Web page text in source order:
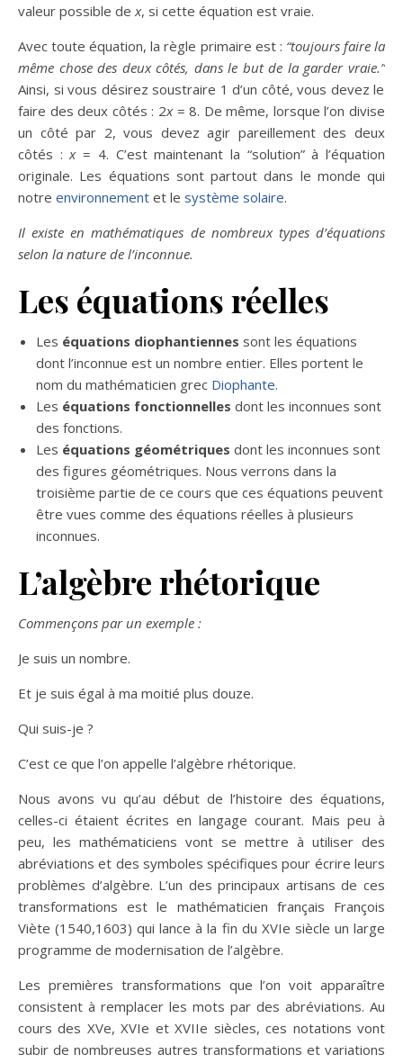
valeur possible de x, si cette équation est vraie.
Avec toute équation, la règle primaire est : “toujours faire la
même chose des deux côtés, dans le but de la garder vraie.”
Ainsi, si vous désirez soustraire 1 d’un côté, vous devez le
faire des deux côtés : 2x= 8. De même, lorsque l’on divise
un côté par 2, vous devez agir pareillement des deux
côtés :x= 4. C’est maintenant la “solution” à l’équation
originale. Les équations sont partout dans le monde qui
notre environnement et le système solaire.
Il existe en mathématiques de nombreux types d’équations
selon la nature de l’inconnue.
Les équations réelles
Les équations diophantiennes sont les équations
dont l’inconnue est un nombre entier. Elles portent le
nom du mathématicien grec Diophante.
Les équations fonctionnelles dont les inconnues sont
des fonctions.
Les équations géométriques dont les inconnues sont
des figures géométriques. Nous verrons dans la
troisième partie de ce cours que ces équations peuvent
être vues comme des équations réelles à plusieurs
inconnues.
L’algèbre rhétorique
Commençons par un exemple :
Je suis un nombre.
Et je suis égal à ma moitié plus douze.
Qui suis-je ?
C’est ce que l’on appelle l’algèbre rhétorique.
Nous avons vu qu’au début de l’histoire des équations,
celles-ci étaient écrites en langage courant. Mais peu à
peu, les mathématiciens vont se mettre à utiliser des
abréviations et des symboles spécifiques pour écrire leurs
problèmes d’algèbre. L’un des principaux artisans de ces
transformations est le mathématicien français François
Viète (1540,1603) qui lance à la fin du XVIe siècle un large
programme de modernisation de l’algèbre.
Les premières transformations que l’on voit apparaître
consistent à remplacer les mots par des abréviations. Au
cours des XVe, XVIe et XVIIe siècles, ces notations vont
subir de nombreuses autres transformations et variations